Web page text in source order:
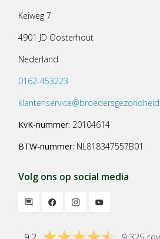
Keiweg 7
4901 JD Oosterhout
Nederland
0162-453223
KvK-nummer: 20104614
BTW-nummer: NL818347557B01
Volg ons op social media